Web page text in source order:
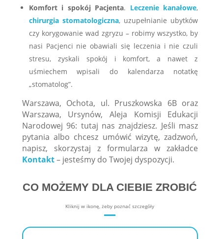
Komfort i spokój Pacjenta. Leczenie kanałowe,
chirurgia stomatologiczna, uzupełnianie ubytków
czy korygowanie wad zgryzu – robimy wszystko, by
nasi Pacjenci nie obawiali się leczenia i nie czuli
stresu, zyskali spokój i komfort, a nawet z
uśmiechem wpisali do kalendarza notatkę
„stomatolog”.
Warszawa, Ochota, ul. Pruszkowska 6B oraz
Warszawa, Ursynów, Aleja Komisji Edukacji
Narodowej 96: tutaj nas znajdziesz. Jeśli masz
pytania albo chcesz umówić wizytę, zadzwoń,
napisz, skorzystaj z formularza w zakładce
Kontakt– jesteśmy do Twojej dyspozycji.
CO MOŻEMY DLA CIEBIE ZROBIĆ
Kliknij w ikonę, żeby poznać szczegóły